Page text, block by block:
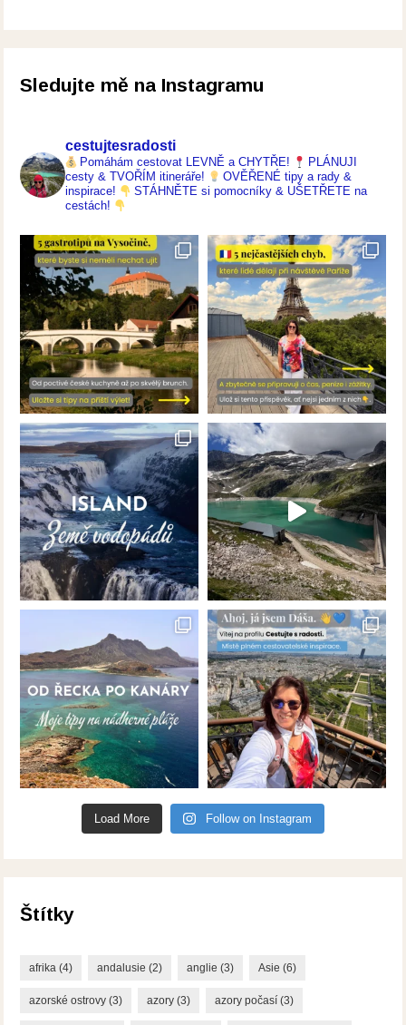
Sledujte mě na Instagramu
cestujtesradosti
Pomáhám cestovat LEVNĚ a CHYTŘE!
PLÁNUJI
cesty & TVOŘÍM itineráře!
OVĚŘENÉ tipy a rady &
inspirace!
STÁHNĚTE si pomocníky & UŠETŘETE na
cestách!
Load More Follow on Instagram
Štítky
afrika (4) andalusie (2) anglie (3) Asie (6)
azorské ostrovy (3) azory (3) azory počasí (3)